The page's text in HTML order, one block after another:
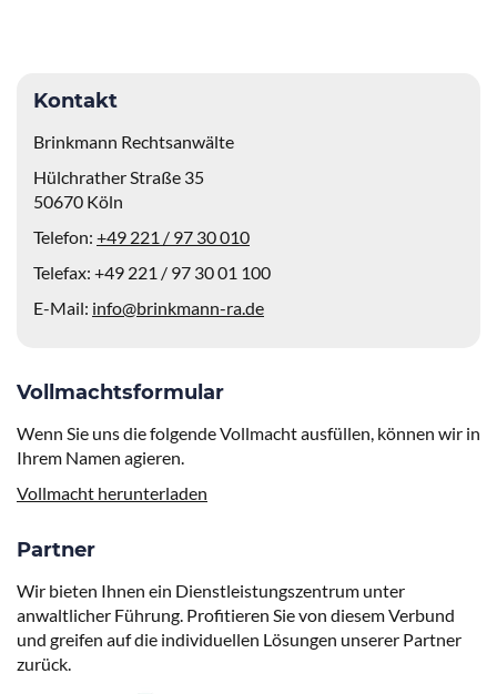
Einwilligung verwalten
Um Ihnen ein optimales Erlebnis zu bieten, verwenden wir Technologien wie
Wenn Sie diesen Technologien zustimmen, können wir Daten wie das
Surfverhalten oder eindeutige IDs auf dieser Website verarbeiten. Wenn Sie
Ihre Einwilligung nicht erteilen oder zurückziehen, können bestimmte
Merkmale und Funktionen beeinträchtigt werden.
Ablehnen
Einstellungen ansehen
Cookie-RichtlinieDatenschutzerklärung
Kontakt
Brinkmann Rechtsanwälte
Hülchrather Straße 35
50670 Köln
Telefon: +49 221 / 97 30 010
Telefax: +49 221 / 97 30 01 100
E-Mail: info@brinkmann-ra.de
Vollmachtsformular
Wenn Sie uns die folgende Vollmacht ausfüllen, können wir in
Ihrem Namen agieren.
Vollmacht herunterladen
Partner
Wir bieten Ihnen ein Dienstleistungszentrum unter
anwaltlicher Führung. Profitieren Sie von diesem Verbund
und greifen auf die individuellen Lösungen unserer Partner
zurück.